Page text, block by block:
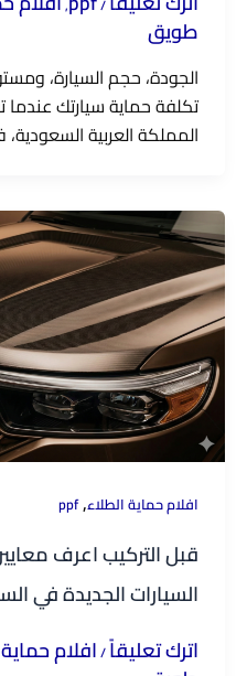
/
,
طويق
الجودة، حجم السيارة،
تكلفة حماية سيارتك
المملكة العربية
افلام حماية الطلاء,
ppf
قبل التركيب اعرف
السيارات الجديدة في
اترك تعليقاً/افلام